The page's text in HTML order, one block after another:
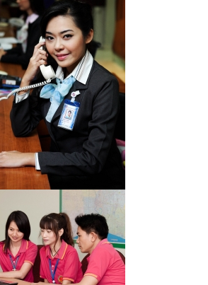
OLYMPUS DIGITAL CAMERA